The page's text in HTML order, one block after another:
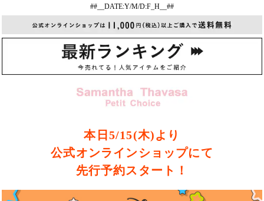
##__DATE:Y/M/D:F_H__##
本日5/15(木)より
公式オンラインショップにて
先行予約スタート！